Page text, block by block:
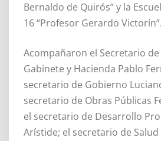
Bernaldo de Quirós” y la
16 “Profesor Gerardo Victorín”.
Acompañaron el Secretario
Gabinete y Hacienda Pablo
secretario de Gobierno
secretario de Obras Públicas
el secretario de Desarrollo
Arístide; el secretario de Salud